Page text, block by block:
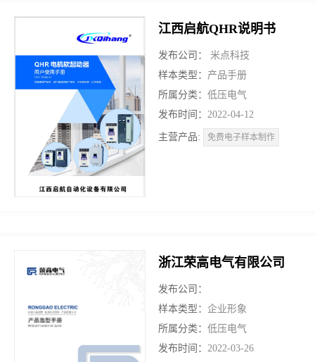
江西启航QHR说明书
发布公司： 米点科技
样本类型： 产品手册
所属分类： 低压电气
发布时间： 2022-04-12
主营产品: 免费电子样本制作
浙江荣高电气有限公司
发布公司：
样本类型： 企业形象
所属分类： 低压电气
发布时间： 2022-03-26